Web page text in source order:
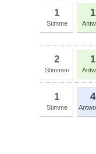
1
Stimme
1
2
Stimmen
1
1
Stimme
4